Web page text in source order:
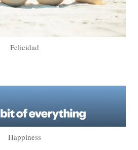
Felicidad
Happiness